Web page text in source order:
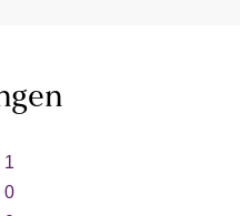
1
0